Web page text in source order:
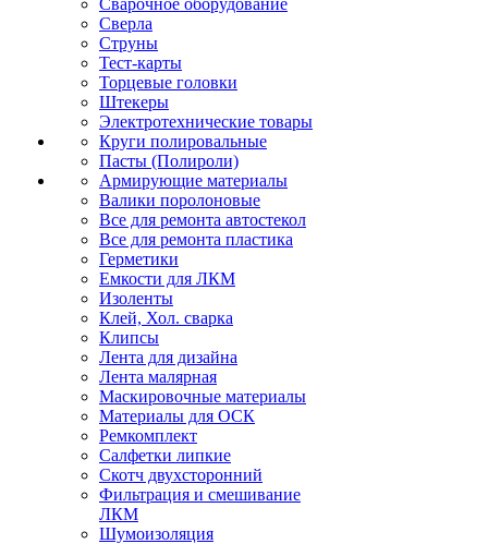
Сварочное оборудование
Сверла
Струны
Тест-карты
Торцевые головки
Штекеры
Электротехнические товары
Круги полировальные
Пасты (Полироли)
Армирующие материалы
Валики поролоновые
Все для ремонта автостекол
Все для ремонта пластика
Герметики
Емкости для ЛКМ
Изоленты
Клей, Хол. сварка
Клипсы
Лента для дизайна
Лента малярная
Маскировочные материалы
Материалы для ОСК
Ремкомплект
Салфетки липкие
Скотч двухсторонний
Фильтрация и смешивание
ЛКМ
Шумоизоляция